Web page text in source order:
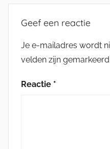
Geef een reactie
Je e-mailadres wordt
velden zijn
Reactie *